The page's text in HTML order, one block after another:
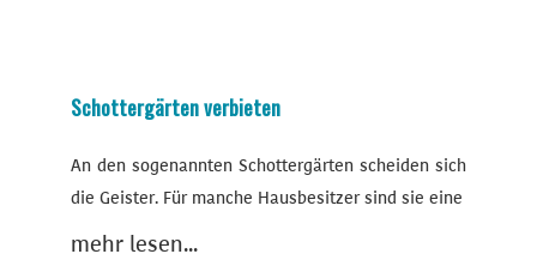
Schottergärten verbieten
An den sogenannten Schottergärten scheiden sich
die Geister. Für manche Hausbesitzer sind sie eine
mehr lesen...